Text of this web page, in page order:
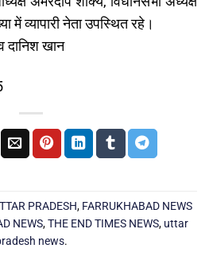
में व्यापारी नेता उपस्थित रहे।
दानिश खान
PRADESH, FARRUKHABAD NEWS
NEWS,THE END TIMES NEWS, uttar
news.